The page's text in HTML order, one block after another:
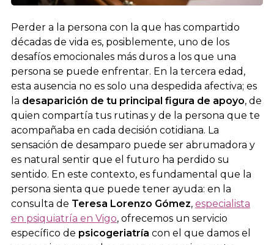
Perder a la persona con la que has compartido
décadas de vida es, posiblemente, uno de los
desafíos emocionales más duros a los que una
persona se puede enfrentar. En la tercera edad,
esta ausencia no es solo una despedida afectiva; es
la desaparición de tu principal figura de apoyo, de
quien compartía tus rutinas y de la persona que te
acompañaba en cada decisión cotidiana. La
sensación de desamparo puede ser abrumadora y
es natural sentir que el futuro ha perdido su
sentido. En este contexto, es fundamental que la
persona sienta que puede tener ayuda: en la
consulta de Teresa Lorenzo Gómez, especialista
en psiquiatría en Vigo, ofrecemos un servicio
específico de psicogeriatría con el que damos el